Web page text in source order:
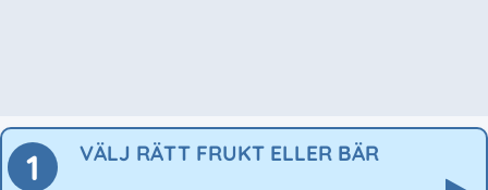
1 VÄLJ RÄTT FRUKT ELLER BÄR